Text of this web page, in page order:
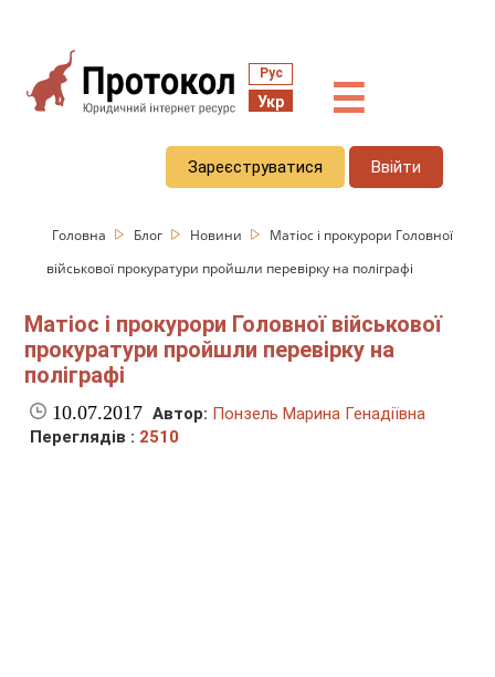
Рус
Укр ☰
Зареєструватися Ввійти
Головна Блог Новини
Матіос і прокурори Головної
військової прокуратури пройшли перевірку на поліграфі
Матіос і прокурори Головної військової
прокуратури пройшли перевірку на
поліграфі
10.07.2017 Автор: Понзель Марина Генадіївна
Переглядів : 2510